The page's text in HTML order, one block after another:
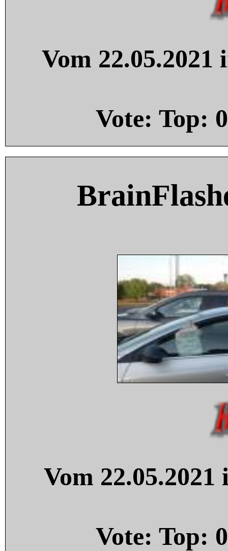
Vom
Vote: Top: 0
Vom
Vote: Top: 0